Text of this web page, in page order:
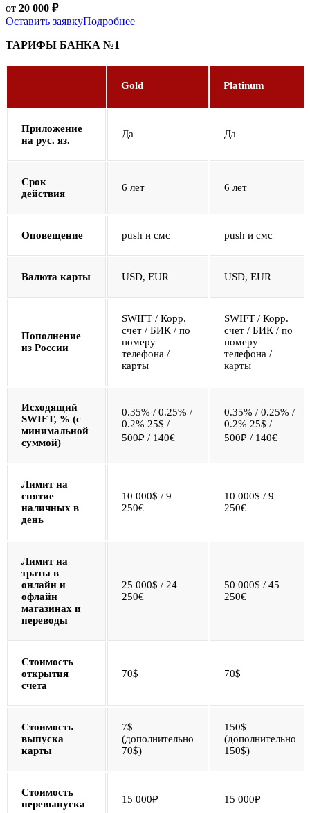
от 20 000 ₽
Оставить заявкуПодробнее
ТАРИФЫ БАНКА №1
Gold Platinum
Приложение
на рус. яз.
Да Да
Срок
действия
6 лет 6 лет
Оповещение push и смс push и смс
Валюта карты USD, EUR USD, EUR
Пополнение
из России
SWIFT / Корр.
счет / БИК / по
номеру
телефона /
карты
SWIFT / Корр.
счет / БИК / по
номеру
телефона /
карты
Исходящий
SWIFT, % (с
минимальной
суммой)
0.35% / 0.25% /
0.2% 25$ /
500₽ / 140€
0.35% / 0.25% /
0.2% 25$ /
500₽ / 140€
Лимит на
снятие
наличных в
день
10 000$ / 9
250€
10 000$ / 9
250€
Лимит на
траты в
онлайн и
офлайн
магазинах и
переводы
25 000$ / 24
250€
50 000$ / 45
250€
Стоимость
открытия
счета
70$ 70$
Стоимость
выпуска
карты
7$
(дополнительно
70$)
150$
(дополнительно
150$)
Стоимость
перевыпуска
15 000₽ 15 000₽